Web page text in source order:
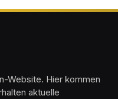
Website. Hier kommen
aktuelle